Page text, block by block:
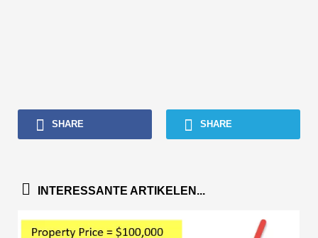
SHARE SHARE
INTERESSANTE ARTIKELEN...